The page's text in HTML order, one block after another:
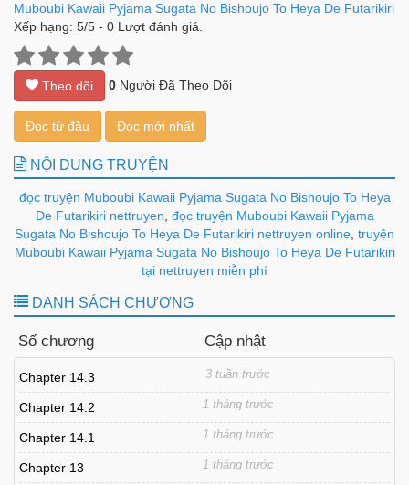
Muboubi Kawaii Pyjama Sugata No Bishoujo To Heya De Futarikiri
Xếp hạng: 5/5 - 0 Lượt đánh giá.
Theo dõi 0 Người Đã Theo Dõi
Đọc từ đầu Đọc mới nhất
NỘI DUNG TRUYỆN
đọc truyện Muboubi Kawaii Pyjama Sugata No Bishoujo To Heya
De Futarikiri nettruyen đọc truyện Muboubi Kawaii Pyjama
Sugata No Bishoujo To Heya De Futarikiri nettruyen online truyện
Muboubi Kawaii Pyjama Sugata No Bishoujo To Heya De Futarikiri
tại nettruyen miễn phí
DANH SÁCH CHƯƠNG
Số chương Cập nhật
Chapter 14.3 3 tuần trước
Chapter 14.2 1 tháng trước
Chapter 14.1 1 tháng trước
Chapter 13 1 tháng trước